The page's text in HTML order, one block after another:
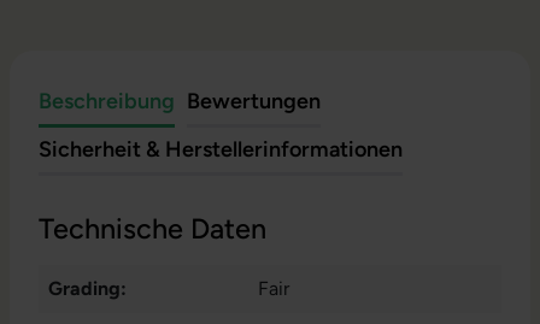
Beschreibung Bewertungen
Sicherheit & Herstellerinformationen
Technische Daten
Grading: Fair